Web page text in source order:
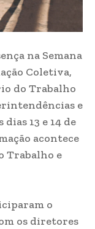
na Semana
Coletiva,
do Trabalho
e
13 e 14 de
acontece
Trabalho e
o
os diretores